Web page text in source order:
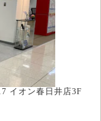
イオン春日井店3F